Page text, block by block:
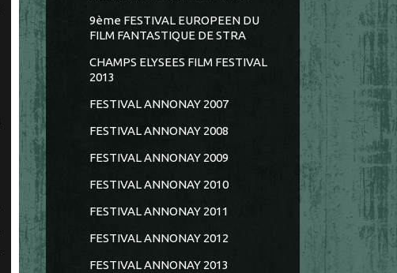
9ème FESTIVAL EUROPEEN DU
FILM FANTASTIQUE DE STRA
CHAMPS ELYSEES FILM FESTIVAL
2013
FESTIVAL ANNONAY 2007
FESTIVAL ANNONAY 2008
FESTIVAL ANNONAY 2009
FESTIVAL ANNONAY 2010
FESTIVAL ANNONAY 2011
FESTIVAL ANNONAY 2012
FESTIVAL ANNONAY 2013